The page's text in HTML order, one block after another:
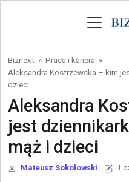
Biznext » Praca i kariera »
Aleksandra Kostrzewska – kim
dzieci
Aleksandra
jest
mąż i dzieci
Mateusz Sokołowski 1